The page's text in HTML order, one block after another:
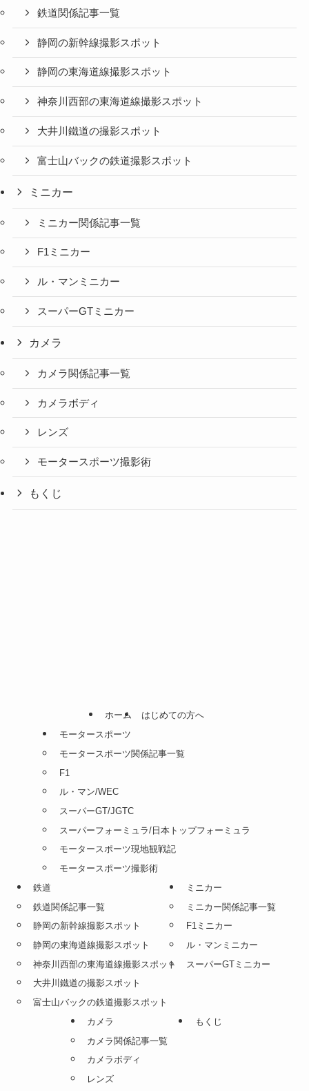
鉄道関係記事一覧
静岡の新幹線撮影スポット
静岡の東海道線撮影スポット
神奈川西部の東海道線撮影スポット
大井川鐵道の撮影スポット
富士山バックの鉄道撮影スポット
ミニカー
ミニカー関係記事一覧
F1ミニカー
ル・マンミニカー
スーパーGTミニカー
カメラ
カメラ関係記事一覧
カメラボディ
レンズ
モータースポーツ撮影術
もくじ
ホーム
はじめての方へ
モータースポーツ
モータースポーツ関係記事一覧
F1
ル・マン/WEC
スーパーGT/JGTC
スーパーフォーミュラ/日本トップフォーミュラ
モータースポーツ現地観戦記
モータースポーツ撮影術
鉄道
鉄道関係記事一覧
静岡の新幹線撮影スポット
静岡の東海道線撮影スポット
神奈川西部の東海道線撮影スポット
大井川鐵道の撮影スポット
富士山バックの鉄道撮影スポット
ミニカー
ミニカー関係記事一覧
F1ミニカー
ル・マンミニカー
スーパーGTミニカー
カメラ
カメラ関係記事一覧
カメラボディ
レンズ
もくじ